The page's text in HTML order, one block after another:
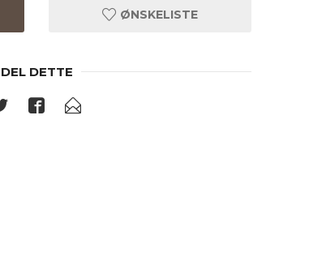
ØNSKELISTE
DEL DETTE